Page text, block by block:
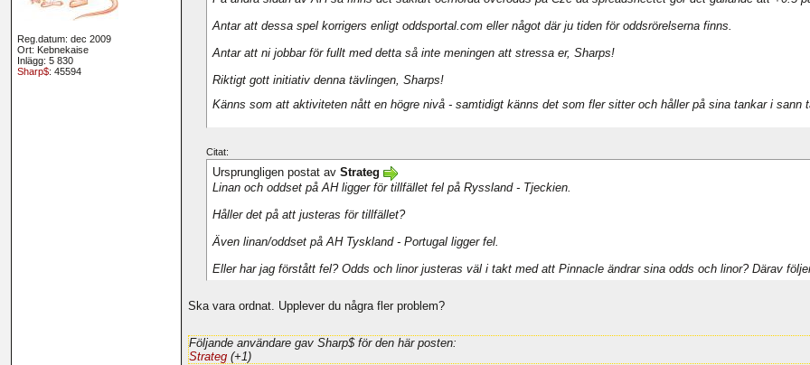
Reg.datum: dec 2009
Ort: Kebnekaise
Inlägg: 5 830
Sharp$: 45594
Antar att dessa spel korrigers enligt oddsportal.com eller något där ju tiden för oddsrörelserna finns.
Antar att ni jobbar för fullt med detta så inte meningen att stressa er, Sharps!
Riktigt gott initiativ denna tävlingen, Sharps!
Känns som att aktiviteten nått en högre nivå - samtidigt känns det som fler sitter och håller på sina tankar i sann
Citat:
Ursprungligen postat av Strateg
Linan och oddset på AH ligger för tillfället fel på Ryssland - Tjeckien.
Håller det på att justeras för tillfället?
Även linan/oddset på AH Tyskland - Portugal ligger fel.
Eller har jag förstått fel? Odds och linor justeras väl i takt med att Pinnacle ändrar sina odds och linor? Därav
Ska vara ordnat. Upplever du några fler problem?
Följande användare gav Sharp$ för den här posten:
Strateg(+1)